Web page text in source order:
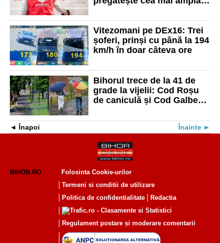
Vitezomani pe DEx16: Trei
șoferi, prinși cu până la 194
km/h în doar câteva ore
Bihorul trece de la 41 de
grade la vijelii: Cod Roșu
de caniculă și Cod Galben
Înapoi Înainte
BIHON.RO
Folosinta Cookie-urilor
Termeni si conditii de utilizare
Politica de confidentialitate
Redactia
Regulament postare și moderare comentarii